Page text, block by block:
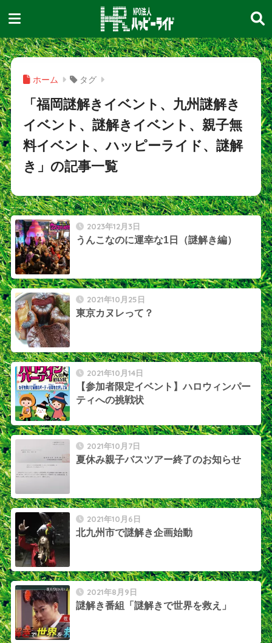
ホーム タグ
「福岡謎解きイベント、九州謎解き
イベント、謎解きイベント、親子無
料イベント、ハッピーライド、謎解
き」の記事一覧
2023年12月3日
うんこなのに運幸な1日（謎解き編）
2021年10月25日
東京カヌレって？
2021年10月14日
【参加者限定イベント】ハロウィンパー
ティへの挑戦状
2021年10月7日
夏休み親子バスツアー終了のお知らせ
2021年10月6日
北九州市で謎解き企画始動
2021年8月9日
謎解き番組「謎解きで世界を救え」